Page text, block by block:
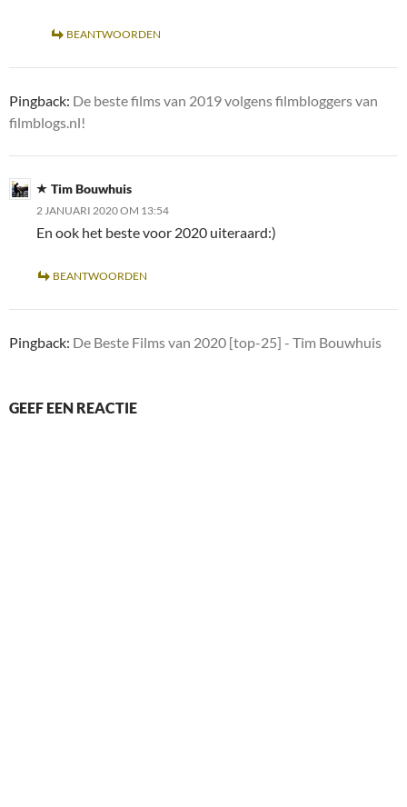
BEANTWOORDEN
Pingback: De beste films van 2019 volgens filmbloggers van
filmblogs.nl!
Tim Bouwhuis
2 JANUARI 2020 OM 13:54
En ook het beste voor 2020 uiteraard:)
BEANTWOORDEN
Pingback: De Beste Films van 2020 [top-25] - Tim Bouwhuis
GEEF EEN REACTIE